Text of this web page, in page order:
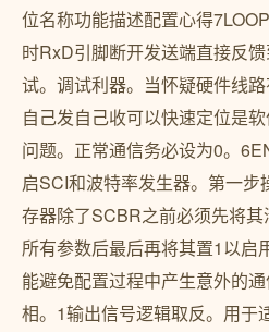
位名称功能描述配置心得
时RxD引脚断开发送端直接反
试。调试利器。当怀疑硬件线
自己发自己收可以快速定位是
问题。正常通信务必设为0。
启SCI和波特率发生器。第一步
存器除了SCBR之前必须先将
所有参数后最后再将其置1以启
能避免配置过程中产生意外的
相。1输出信号逻辑取反。用于